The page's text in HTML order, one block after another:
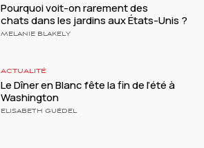
Pourquoi voit-on rarement des
chats dans les jardins aux États-Unis ?
MELANIE BLAKELY
ACTUALITÉ
Le Dîner en Blanc fête la fin de l’été à
Washington
ELISABETH GUÉDEL